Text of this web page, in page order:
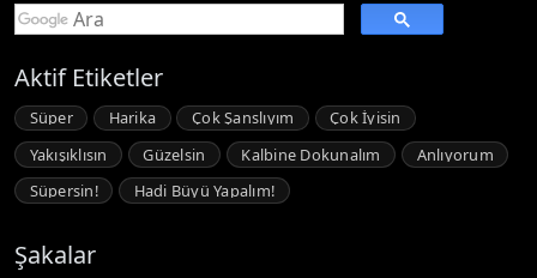
Aktif Etiketler
Süper Harika Çok Şanslıyım
Çok İyisin
Yakışıklısın
Güzelsin Kalbine Dokunalım
Anlıyorum
Süpersin!
Hadi Büyü Yapalım!
Şakalar